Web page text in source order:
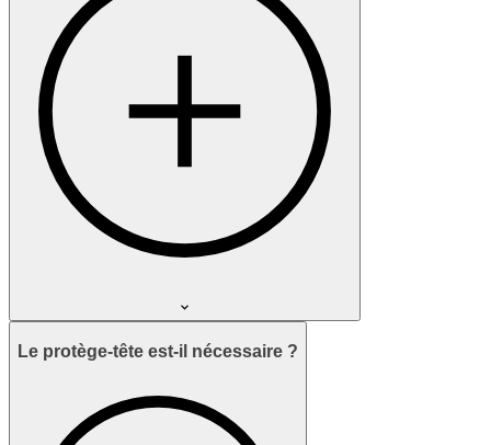
Le protège-tête est-il nécessaire ?